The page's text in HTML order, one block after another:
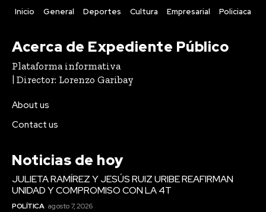
Inicio General Deportes Cultura Empresarial Policiaca
Acerca de Expediente Público
Plataforma informativa
| Director: Lorenzo Garibay
About us
Contact us
Noticias de hoy
JULIETA RAMÍREZ Y JESÚS RUIZ URIBE REAFIRMAN
UNIDAD Y COMPROMISO CON LA 4T
POLÍTICA agosto 7, 2026